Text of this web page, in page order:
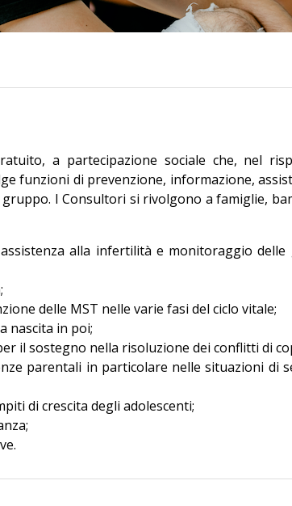
a partecipazione sociale che, nel
funzioni di prevenzione, informazione,
I Consultori si rivolgono a famiglie,
alla infertilità e monitoraggio delle
delle MST nelle varie fasi del ciclo vitale;
nascita in poi;
il sostegno nella risoluzione dei conflitti di
parentali in particolare nelle situazioni di
di crescita degli adolescenti;